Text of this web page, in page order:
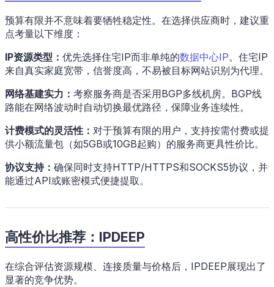
预算有限并不意味着要牺牲稳定性。在选择供应商时，建议重
点考量以下维度：
IP资源类型： 优先选择住宅IP而非单纯的数据中心IP。住宅IP
来自真实家庭宽带，信誉度高，不易被目标网站识别为代理。
网络基建实力： 考察服务商是否采用BGP多线机房。BGP线
路能在网络波动时自动切换最优路径，保障业务连续性。
计费模式的灵活性： 对于预算有限的用户，支持按需付费或提
供小额流量包（如5GB或10GB起购）的服务商更具性价比。
协议支持： 确保同时支持HTTP/HTTPS和SOCKS5协议，并
能通过API或账密模式便捷提取。
高性价比推荐：IPDEEP
在综合评估资源规模、连接质量与价格后，IPDEEP展现出了
显著的竞争优势。